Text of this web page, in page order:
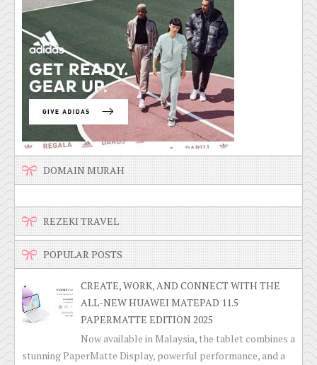
DOMAIN MURAH
REZEKI TRAVEL
POPULAR POSTS
CREATE, WORK, AND CONNECT WITH THE
ALL-NEW HUAWEI MATEPAD 11.5
PAPERMATTE EDITION 2025
Now available in Malaysia, the tablet combines a
stunning PaperMatte Display, powerful performance, and a